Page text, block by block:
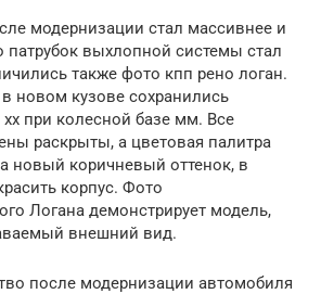
модернизации стал массивнее и
патрубок выхлопной системы стал
также фото кпп рено логан.
новом кузове сохранились
при колесной базе мм. Все
раскрыты, а цветовая палитра
новый коричневый оттенок, в
корпус. Фото
Логана демонстрирует модель,
внешний вид.
после модернизации автомобиля